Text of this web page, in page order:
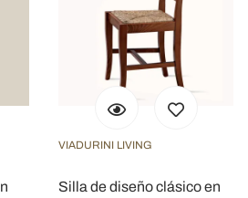
VIADURINI LIVING
Silla de diseño clásico en